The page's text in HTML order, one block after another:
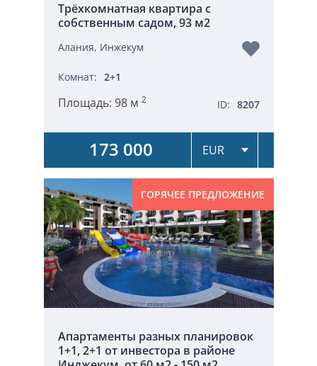
Трёхкомнатная квартира с
собственным садом, 93 м2
Алания, Инжекум
Комнат: 2+1
Площадь: 98 м 2 ID: 8207
173 000
ГОРЯЧЕЕ ПРЕДЛОЖЕНИЕ
Апартаменты разных планировок
1+1, 2+1 от инвестора в районе